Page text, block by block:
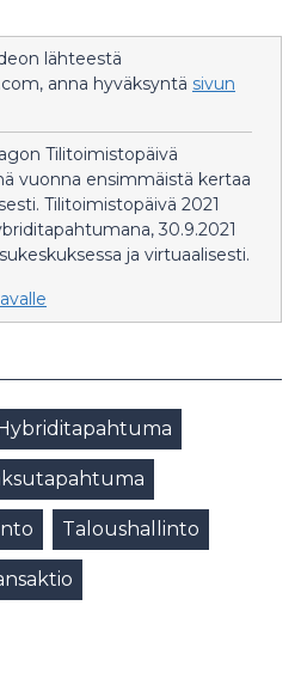
lähteestä
anna hyväksyntä sivun
Tilitoimistopäivä
vuonna ensimmäistä kertaa
Tilitoimistopäivä 2021
30.9.2021
ja virtuaalisesti.
Taloushallinto